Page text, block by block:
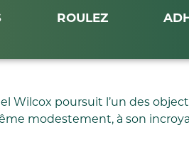
ROULEZ
Wilcox poursuit l’un des
modestement, à son